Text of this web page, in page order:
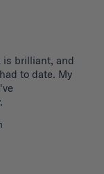
is brilliant, and
to date. My